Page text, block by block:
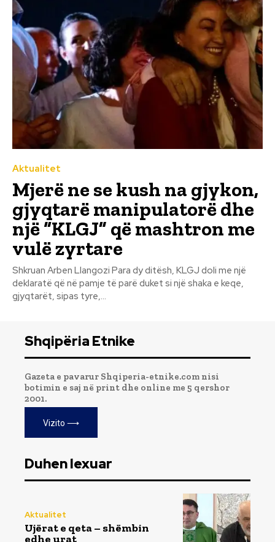
Aktualitet
Mjerë ne se kush na gjykon,
gjyqtarë manipulatorë dhe
një “KLGJ” që mashtron me
vulë zyrtare
Shkruan Arben Llangozi Para dy ditësh, KLGJ doli me një
deklaratë që në pamje të parë duket si një shaka e keqe,
gjyqtarët, sipas tyre,...
Shqipëria Etnike
Gazeta e pavarur Shqiperia-etnike.com nisi
botimin e saj në print dhe online me 5 qershor
2001.
Vizito ⟶
Duhen lexuar
Aktualitet
Ujërat e qeta – shëmbin
edhe urat